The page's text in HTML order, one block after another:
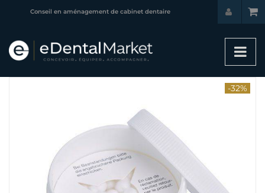
Conseil en aménagement de cabinet dentaire
-32%